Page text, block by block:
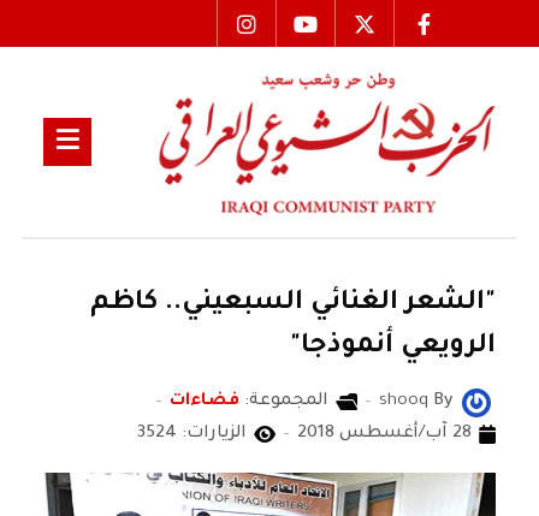
"الشعر الغنائي السبعيني.. كاظم
الرويعي أنموذجا"
By
shooq المجموعة: فضاءات
28 آب/أغسطس 2018
الزيارات: 3524